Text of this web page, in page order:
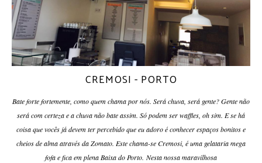
CREMOSI - PORTO
Bate forte fortemente, como quem chama por nós. Será chuva, será gente? Gente não
será com certeza e a chuva não bate assim. Só podem ser waffles, oh sim. E se há
coisa que vocês já devem ter percebido que eu adoro é conhecer espaços bonitos e
cheios de alma através da Zomato. Este chama-se Cremosi, é uma gelataria mega
fofa e fica em plena Baixa do Porto. Nesta nossa maravilhosa